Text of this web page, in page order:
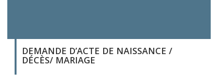
DEMANDE D’ACTE DE NAISSANCE /
DÉCÈS/ MARIAGE